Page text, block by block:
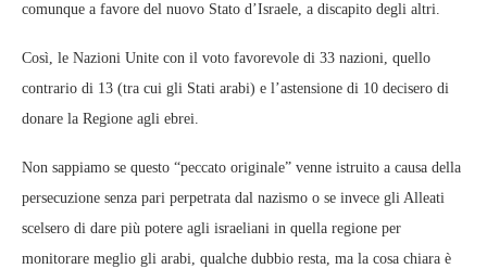
comunque a favore del nuovo Stato d’Israele, a discapito degli altri.
Così, le Nazioni Unite con il voto favorevole di 33 nazioni, quello
contrario di 13 (tra cui gli Stati arabi) e l’astensione di 10 decisero di
donare la Regione agli ebrei.
Non sappiamo se questo “peccato originale” venne istruito a causa della
persecuzione senza pari perpetrata dal nazismo o se invece gli Alleati
scelsero di dare più potere agli israeliani in quella regione per
monitorare meglio gli arabi, qualche dubbio resta, ma la cosa chiara è